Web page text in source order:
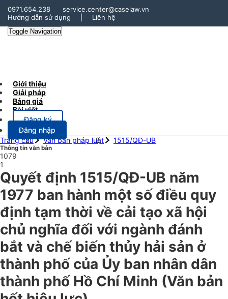
0971.654.238
service.center@caselaw.vn
Hướng dẫn sử dụng
Liên hệ
Toggle Navigation
Giới thiệu
Giải pháp
Bảng giá
Bài viết
Đăng ký
Đăng nhập
Trang chủ
Văn bản pháp luật 1515/QĐ-UB
Thông tin văn bản
1079
1
Quyết định 1515/QĐ-UB năm
1977 ban hành một số điều quy
định tạm thời về cải tạo xã hội
chủ nghĩa đối với ngành đánh
bắt và chế biến thủy hải sản ở
thành phố của Ủy ban nhân dân
thành phố Hồ Chí Minh (Văn bản